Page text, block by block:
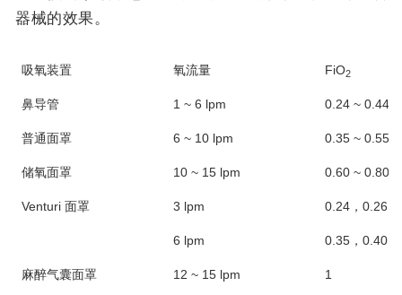
器械的效果。
吸氧装置 氧流量 FiO2
鼻导管 1 ~ 6 lpm 0.24 ~ 0.44*
普通面罩 6 ~ 10 lpm 0.35 ~ 0.55*
储氧面罩 10 ~ 15 lpm 0.60 ~ 0.80*
Venturi 面罩 3 lpm 0.24，0.26
6 lpm 0.35，0.40
麻醉气囊面罩 12 ~ 15 lpm 1